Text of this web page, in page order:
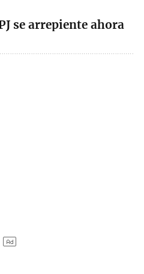
se arrepiente ahora